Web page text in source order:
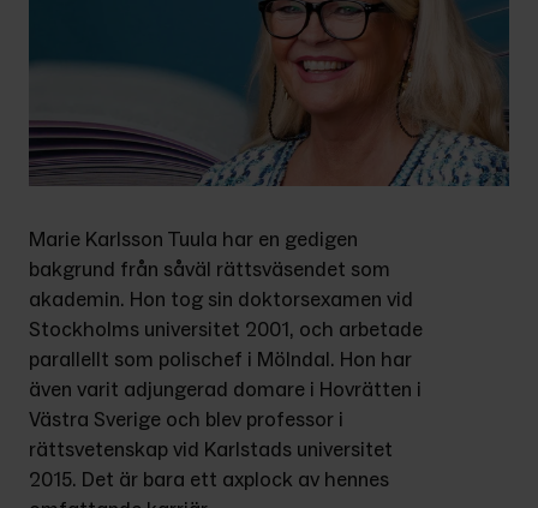
Marie Karlsson Tuula har en gedigen
bakgrund från såväl rättsväsendet som
akademin. Hon tog sin doktorsexamen vid
Stockholms universitet 2001, och arbetade
parallellt som polischef i Mölndal. Hon har
även varit adjungerad domare i Hovrätten i
Västra Sverige och blev professor i
rättsvetenskap vid Karlstads universitet
2015. Det är bara ett axplock av hennes